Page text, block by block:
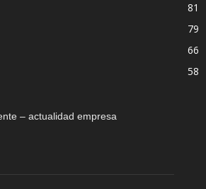
81
79
66
58
– actualidad empresa